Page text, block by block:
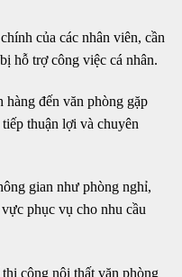
của các nhân viên, cần
hỗ trợ công việc cá nhân.
đến văn phòng gặp
thuận lợi và chuyên
gian như phòng nghỉ,
phục vụ cho nhu cầu
công nội thất văn phòng